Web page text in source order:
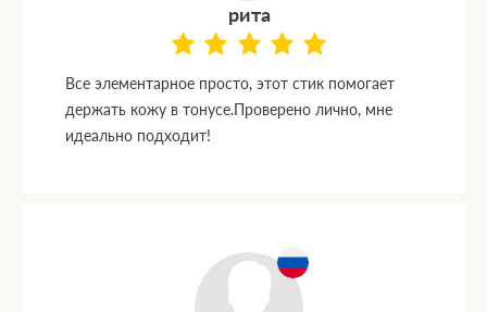
рита
Все элементарное просто, этот стик помогает
держать кожу в тонусе.Проверено лично, мне
идеально подходит!